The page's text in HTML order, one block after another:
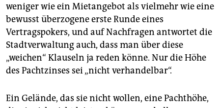
weniger wie ein Mietangebot als vielmehr wie eine
bewusst überzogene erste Runde eines
Vertragspokers, und auf Nachfragen antwortet die
Stadtverwaltung auch, dass man über diese
„weichen“ Klauseln ja reden könne. Nur die Höhe
des Pachtzinses sei „nicht verhandelbar“.
Ein Gelände, das sie nicht wollen, eine Pachthöhe,